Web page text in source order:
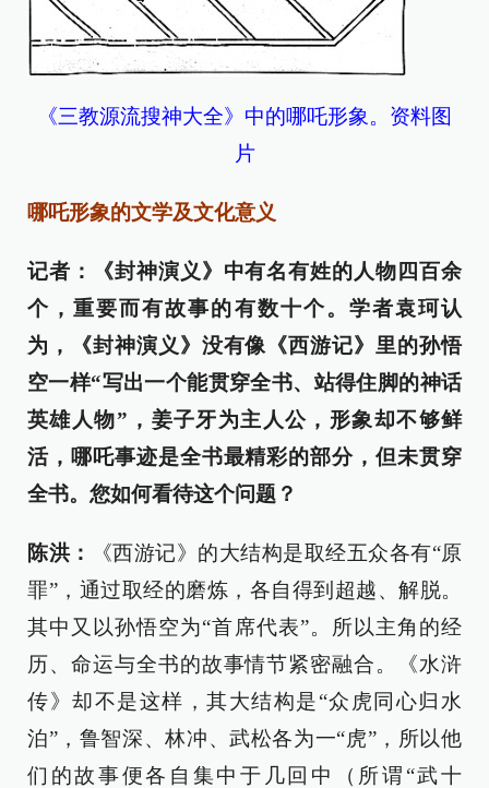
《三教源流搜神大全》中的哪吒形象。资料图
片
哪吒形象的文学及文化意义
记者：《封神演义》中有名有姓的人物四百余
个，重要而有故事的有数十个。学者袁珂认
为，《封神演义》没有像《西游记》里的孙悟
空一样“写出一个能贯穿全书、站得住脚的神话
英雄人物”，姜子牙为主人公，形象却不够鲜
活，哪吒事迹是全书最精彩的部分，但未贯穿
全书。您如何看待这个问题？
陈洪：
《西游记》的大结构是取经五众各有“原
罪”，通过取经的磨炼，各自得到超越、解脱。
其中又以孙悟空为“首席代表”。所以主角的经
历、命运与全书的故事情节紧密融合。《水浒
传》却不是这样，其大结构是“众虎同心归水
泊”，鲁智深、林冲、武松各为一“虎”，所以他
们的故事便各自集中于几回中（所谓“武十